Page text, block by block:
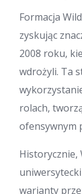
Formacja
zyskując
2008 roku,
wdrożyli. Ta
rolach,
ofensywnym
Historycznie,
warianty